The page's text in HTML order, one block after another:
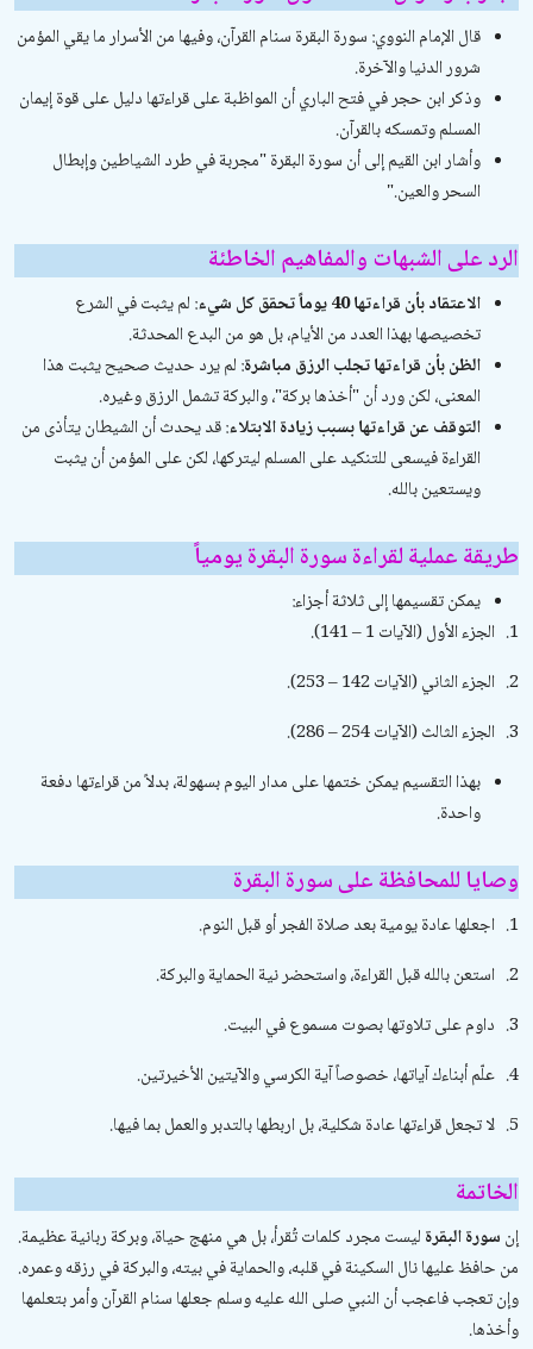
قال الإمام النووي:سورة البقرة سنام القرآن، وفيها من الأسرار ما يقي المؤمن
شرور الدنيا والآخرة.
وذكر ابن حجر فيفتح الباريأن المواظبة على قراءتها دليل على قوة إيمان
المسلم وتمسكه بالقرآن.
وأشار ابن القيم إلى أن سورة البقرة"مجربة في طرد الشياطين وإبطال
السحر والعين".
الرد على الشبهات والمفاهيم الخاطئة
الاعتقاد بأن قراءتها 40 يوماً تحقق كل شيء
: لم يثبت في الشرع
تخصيصها بهذا العدد من الأيام، بل هو من البدع المحدثة.
الظن بأن قراءتها تجلب الرزق مباشرة: لم يرد حديث صحيح يثبت هذا
المعنى، لكن ورد أن"أخذها بركة"، والبركة تشمل الرزق وغيره.
التوقف عن قراءتها بسبب زيادة الابتلاء: قد يحدث أن الشيطان يتأذى من
القراءة فيسعى للتنكيد على المسلم ليتركها، لكن على المؤمن أن يثبت
ويستعين بالله.
طريقة عملية لقراءة سورة البقرة يومياً
يمكن تقسيمها إلى ثلاثة أجزاء:
1. الجزء الأول (الآيات 1 – 141).
2. الجزء الثاني (الآيات 142 – 253).
3. الجزء الثالث (الآيات 254 – 286).
بهذا التقسيم يمكن ختمها على مدار اليوم بسهولة، بدلاً من قراءتها دفعة
واحدة.
وصايا للمحافظة على سورة البقرة
1. اجعلها عادة يومية بعد صلاة الفجر أو قبل النوم.
2. استعن بالله قبل القراءة، واستحضر نية الحماية والبركة.
3. داوم على تلاوتها بصوت مسموع في البيت.
4. علّم أبناءك آياتها، خصوصاً آية الكرسي والآيتين الأخيرتين.
5. لا تجعل قراءتها عادة شكلية، بل اربطها بالتدبر والعمل بما فيها.
الخاتمة
إنسورة البقرةليست مجرد كلمات تُقرأ، بل هي منهج حياة، وبركة ربانية عظيمة.
من حافظ عليها نال السكينة في قلبه، والحماية في بيته، والبركة في رزقه وعمره.
وإن تعجب فاعجب أن النبي صلى الله عليه وسلم جعلها سنام القرآن وأمر بتعلمها
وأخذها.